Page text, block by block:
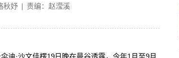
秋妤 | 责编：赵滢溪
·沙文佳楞19日晚在曼谷透露，今年1月至9月